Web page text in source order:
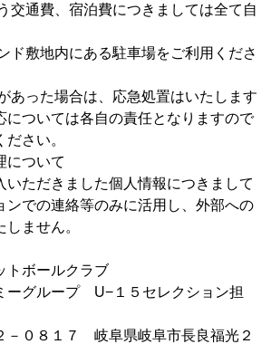
通費、宿泊費につきましては全て自
敷地内にある駐車場をご利用くださ
った場合は、応急処置はいたします
については各自の責任となりますので
さい。
ついて
ただきました個人情報につきまして
ンでの連絡等のみに活用し、外部への
ません。
ボールクラブ
ーグループ U−１５セレクション担
０８１７ 岐阜県岐阜市長良福光２